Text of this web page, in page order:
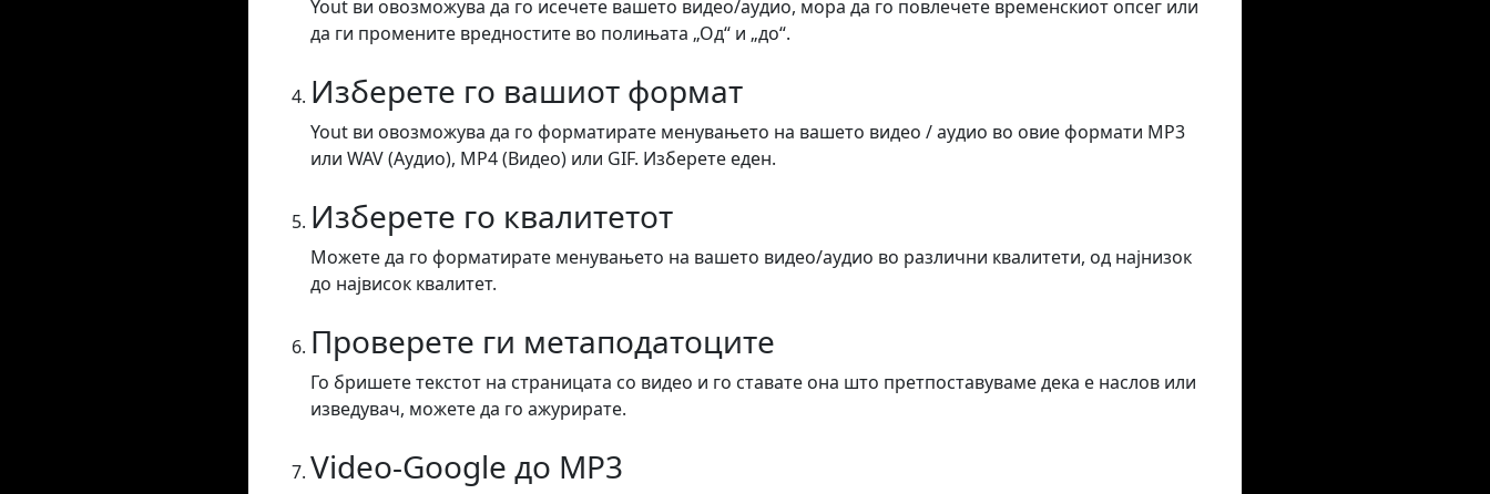
Yout ви овозможува да го исечете вашето видео/аудио, мора да го повлечете временскиот опсег или
да ги промените вредностите во полињата „Од“ и „до“.
Изберете го вашиот формат
Yout ви овозможува да го форматирате менувањето на вашето видео / аудио во овие формати MP3
или WAV (Аудио), MP4 (Видео) или GIF. Изберете еден.
Изберете го квалитетот
Можете да го форматирате менувањето на вашето видео/аудио во различни квалитети, од најнизок
до највисок квалитет.
Проверете ги метаподатоците
Го бришете текстот на страницата со видео и го ставате она што претпоставуваме дека е наслов или
изведувач, можете да го ажурирате.
Video-Google до MP3